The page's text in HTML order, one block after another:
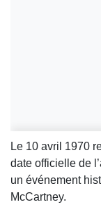
Le 10 avril 1970
date officielle de
un événement
McCartney.